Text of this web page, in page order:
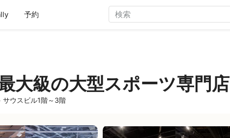
予約
級の大型スポーツ専門店
ウスビル1階～3階